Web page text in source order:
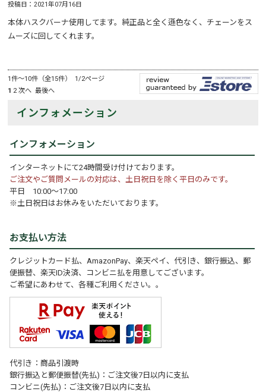
投稿日：2021年07月16日
本体ハスクバーナ使用してます。純正品と全く遜色なく、チェーンをス
ムーズに回してくれます。
1件～10件（全15件） 1/2ページ
1 2 次へ 最後へ
インフォメーション
インフォメーション
インターネットにて24時間受け付けております。
ご注文やご質問メールの対応は、土日祝日を除く平日のみです。
平日 10:00～17:00
※土日祝日はお休みをいただいております。
お支払い方法
クレジットカード払、AmazonPay、楽天ペイ、代引き、銀行振込、郵
便振替、楽天ID決済、コンビニ払を用意してございます。
ご希望にあわせて、各種ご利用ください。。
代引き：商品引渡時
銀行振込と郵便振替(先払)：ご注文後7日以内に支払
コンビニ(先払)：ご注文後7日以内に支払